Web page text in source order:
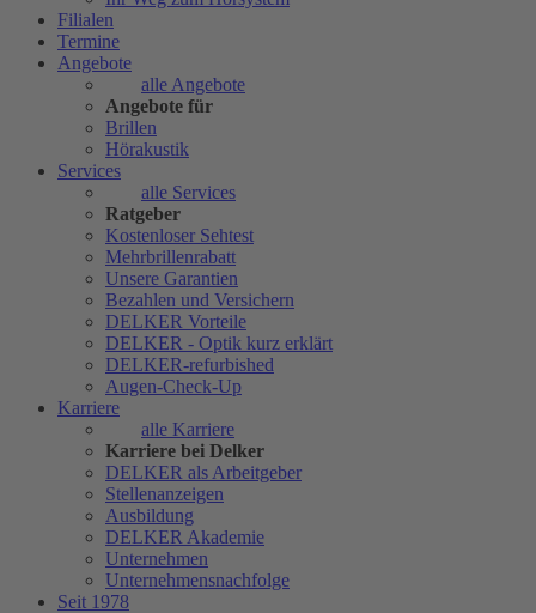
Filialen
Termine
Angebote
alle Angebote
Angebote für
Brillen
Hörakustik
Services
alle Services
Ratgeber
Kostenloser Sehtest
Mehrbrillenrabatt
Unsere Garantien
Bezahlen und Versichern
DELKER Vorteile
DELKER - Optik kurz erklärt
DELKER-refurbished
Augen-Check-Up
Karriere
alle Karriere
Karriere bei Delker
DELKER als Arbeitgeber
Stellenanzeigen
Ausbildung
DELKER Akademie
Unternehmen
Unternehmensnachfolge
Seit 1978